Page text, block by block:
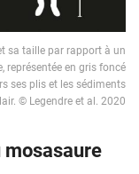
sa taille par rapport à un
représentée en gris foncé
ses plis et les sédiments
© Legendre et al. 2020
mosasaure